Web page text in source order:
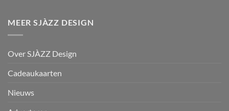
MEER SJÀZZ DESIGN
Over SJÀZZ Design
Cadeaukaarten
Nieuws